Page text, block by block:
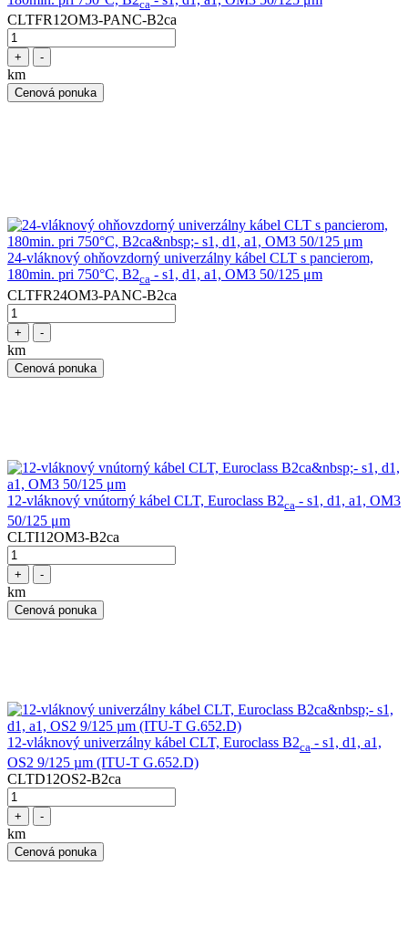
ca
CLTFR12OM3-PANC-B2ca
+ -
km
Cenová ponuka
24-vláknový ohňovzdorný univerzálny kábel CLT s pancierom,
180min. pri 750°C, B2ca - s1, d1, a1, OM3 50/125 μm
CLTFR24OM3-PANC-B2ca
+ -
km
Cenová ponuka
12-vláknový vnútorný kábel CLT, Euroclass B2ca - s1, d1, a1, OM3
50/125 μm
CLTI12OM3-B2ca
+ -
km
Cenová ponuka
12-vláknový univerzálny kábel CLT, Euroclass B2ca - s1, d1, a1,
OS2 9/125 µm (ITU-T G.652.D)
CLTD12OS2-B2ca
+ -
km
Cenová ponuka